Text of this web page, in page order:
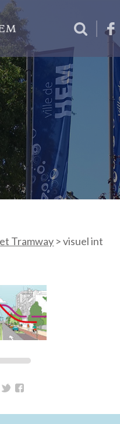
Tramway >visuel int
Twitter
Facebook